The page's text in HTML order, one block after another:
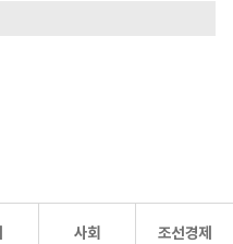
사회 조선경제